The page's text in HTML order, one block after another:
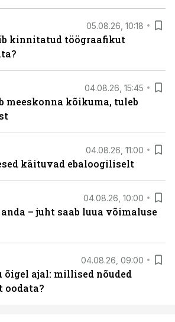
05.08.26, 10:18
kinnitatud töögraafikut
04.08.26, 15:45
meeskonna kõikuma, tuleb
04.08.26, 11:00
käituvad ebaloogiliselt
04.08.26, 10:00
– juht saab luua võimaluse
04.08.26, 09:00
õigel ajal: millised nõuded
oodata?